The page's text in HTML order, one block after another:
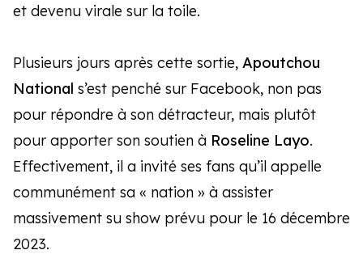
et devenu virale sur la toile.
Plusieurs jours après cette sortie, Apoutchou
National s’est penché sur Facebook, non pas
pour répondre à son détracteur, mais plutôt
pour apporter son soutien à Roseline Layo.
Effectivement, il a invité ses fans qu’il appelle
communément sa « nation » à assister
massivement su show prévu pour le 16 décembre
2023.